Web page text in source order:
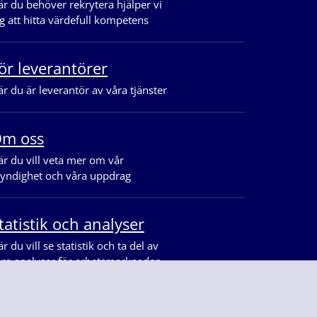
du behöver rekrytera hjälper vi
att hitta värdefull kompetens
leverantörer
du är leverantör av våra tjänster
oss
du vill veta mer om vår
och våra uppdrag
och analyser
du vill se statistik och ta del av
analyser för arbetsmarknaden